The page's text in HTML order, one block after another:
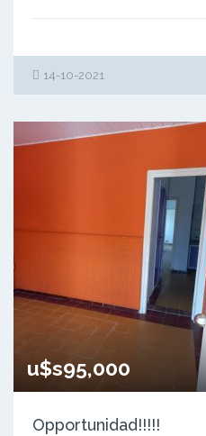
14-10-2021
u$s95,000
Opportunidad!!!!!